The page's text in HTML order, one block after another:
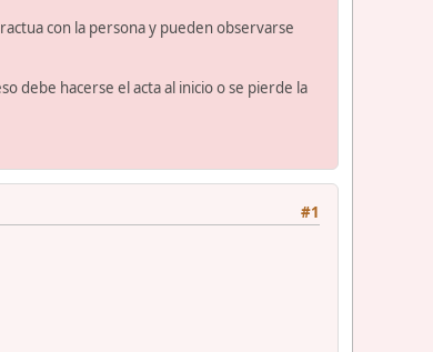
con la persona y pueden observarse
debe hacerse el acta al inicio o se pierde la
#1